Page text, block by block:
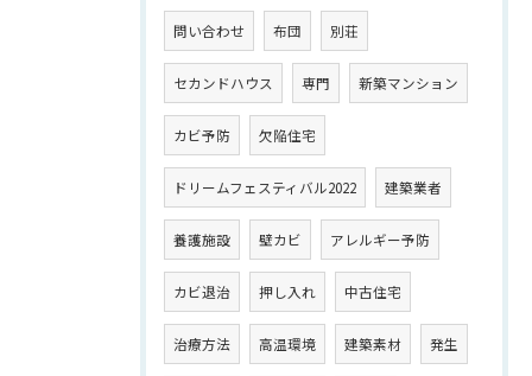
問い合わせ 布団 別荘
セカンドハウス 専門 新築マンション
カビ予防 欠陥住宅
ドリームフェスティバル2022 建築業者
養護施設 壁カビ アレルギー予防
カビ退治 押し入れ 中古住宅
治療方法 高温環境 建築素材 発生